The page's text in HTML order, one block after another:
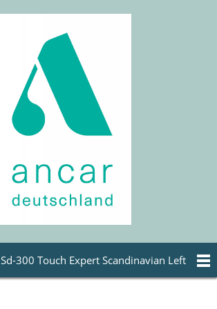
Sd-300 Touch Expert Scandinavian Left